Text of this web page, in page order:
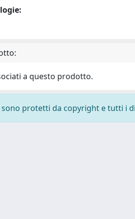
a questo prodotto.
sono protetti da copyright e tutti i